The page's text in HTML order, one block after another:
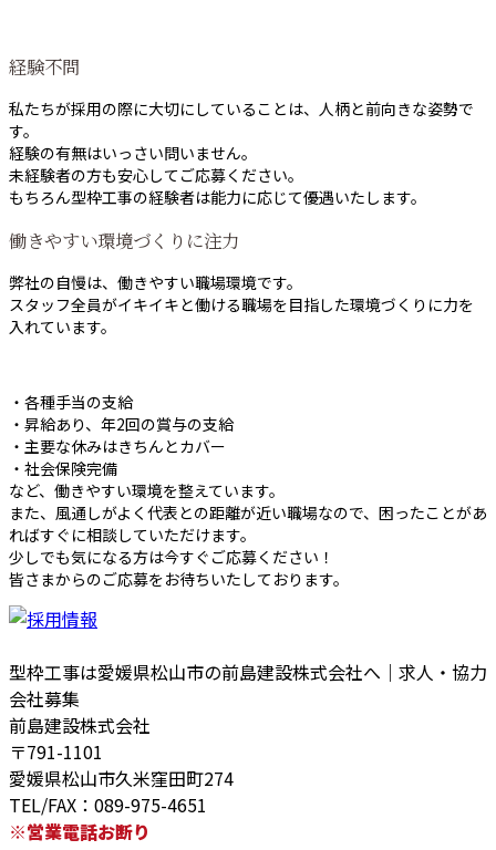
経験不問
私たちが採用の際に大切にしていることは、人柄と前向きな姿勢で
す。
経験の有無はいっさい問いません。
未経験者の方も安心してご応募ください。
もちろん型枠工事の経験者は能力に応じて優遇いたします。
働きやすい環境づくりに注力
弊社の自慢は、働きやすい職場環境です。
スタッフ全員がイキイキと働ける職場を目指した環境づくりに力を
入れています。
・各種手当の支給
・昇給あり、年2回の賞与の支給
・主要な休みはきちんとカバー
・社会保険完備
など、働きやすい環境を整えています。
また、風通しがよく代表との距離が近い職場なので、困ったことがあ
ればすぐに相談していただけます。
少しでも気になる方は今すぐご応募ください！
皆さまからのご応募をお待ちいたしております。
型枠工事は愛媛県松山市の前島建設株式会社へ｜求人・協力
会社募集
前島建設株式会社
〒791-1101
愛媛県松山市久米窪田町274
TEL/FAX：089-975-4651
※営業電話お断り